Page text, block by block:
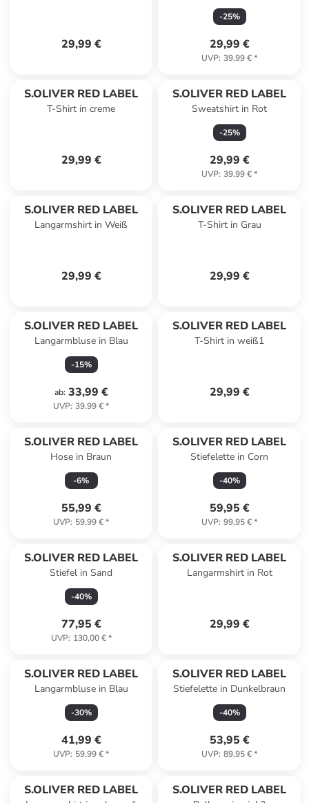
29,99 €
-25%
29,99 €
UVP: 39,99 €*
S.OLIVER RED LABEL
T-Shirt in creme
29,99 €
S.OLIVER RED LABEL
Sweatshirt in Rot
-25%
29,99 €
UVP: 39,99 €*
S.OLIVER RED LABEL
Langarmshirt in Weiß
29,99 €
S.OLIVER RED LABEL
T-Shirt in Grau
29,99 €
S.OLIVER RED LABEL
Langarmbluse in Blau
-15%
ab: 33,99 €
UVP: 39,99 €*
S.OLIVER RED LABEL
T-Shirt in weiß1
29,99 €
S.OLIVER RED LABEL
Hose in Braun
-6%
55,99 €
UVP: 59,99 €*
S.OLIVER RED LABEL
Stiefelette in Corn
-40%
59,95 €
UVP: 99,95 €*
S.OLIVER RED LABEL
Stiefel in Sand
-40%
77,95 €
UVP: 130,00 €*
S.OLIVER RED LABEL
Langarmshirt in Rot
29,99 €
S.OLIVER RED LABEL
Langarmbluse in Blau
-30%
41,99 €
UVP: 59,99 €*
S.OLIVER RED LABEL
Stiefelette in Dunkelbraun
-40%
53,95 €
UVP: 89,95 €*
S.OLIVER RED LABEL S.OLIVER RED LABEL